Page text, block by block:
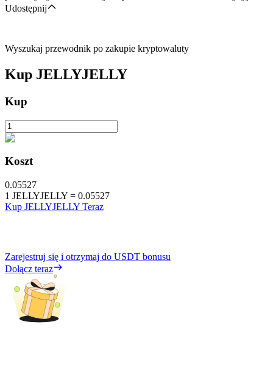
Udostępnij
Wyszukaj przewodnik po zakupie kryptowaluty
Kup JELLYJELLY
Kup
Koszt
0.05527
1 JELLYJELLY = 0.05527
Kup JELLYJELLY Teraz
Zarejestruj się i otrzymaj do USDT bonusu
Dołącz teraz